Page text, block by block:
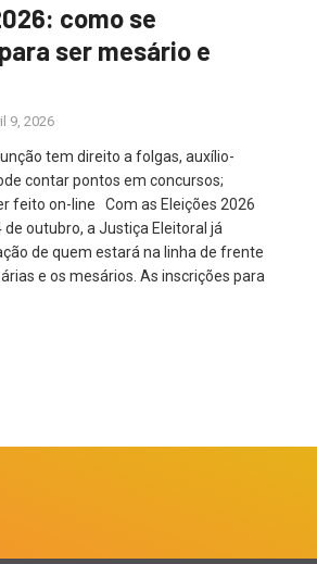
como se
ser mesário e
9, 2026
tem direito a folgas, auxílio-
contar pontos em concursos;
feito on-line Com as Eleições 2026
outubro, a Justiça Eleitoral já
de quem estará na linha de frente
e os mesários. As inscrições para